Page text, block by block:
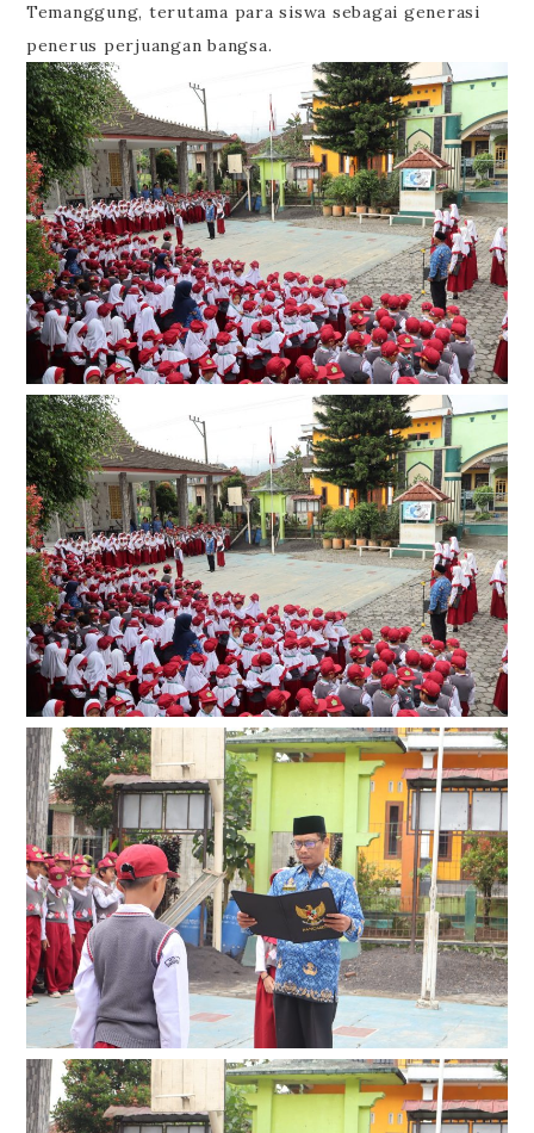
Temanggung, terutama para siswa sebagai generasi
penerus perjuangan bangsa.